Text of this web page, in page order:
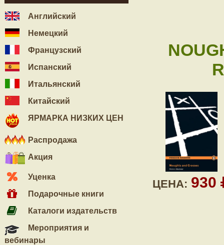
Английский
Немецкий
Французский
Испанский
Итальянский
Китайский
ЯРМАРКА НИЗКИХ ЦЕН
Распродажа
Акция
Уценка
Подарочные книги
Каталоги издательств
Мероприятия и
вебинары
ЦЕНА: 930